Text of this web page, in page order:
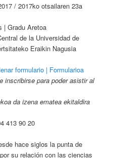
/ 2017ko otsailaren 23a
| Gradu Aretoa
de la Universidad de
Eraikin Nagusia
formulario | Formularioa
inscribirse para poder asistir al
da izena ematea ekitaldira
413 90 20
hace siglos la punta de
su relación con las ciencias